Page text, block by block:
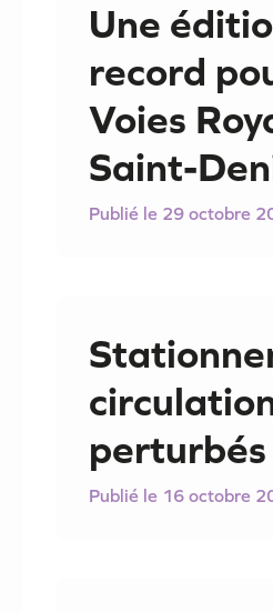
Une
record
Voies
Saint-
29 octobre
perturbés
16 octobre